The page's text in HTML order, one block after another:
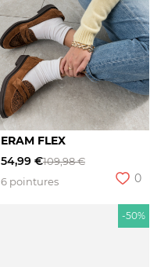
ERAM FLEX
54,99 €109,98 €
6 pointures
0
-50%